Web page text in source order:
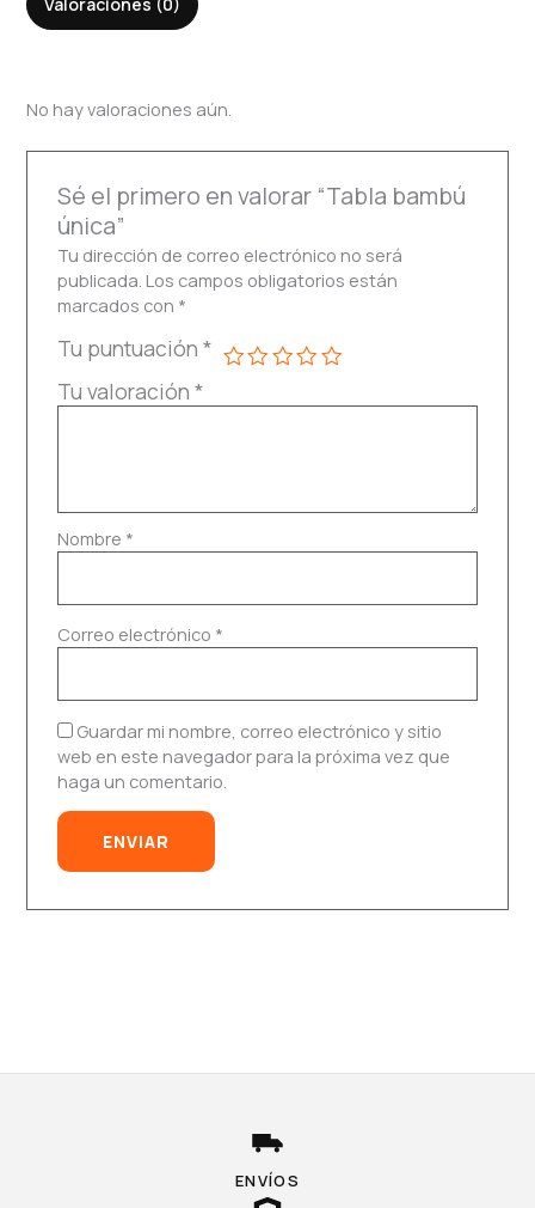
No hay valoraciones aún.
Sé el primero en valorar “Tabla bambú
única”
Tu dirección de correo electrónico no será
publicada. Los campos obligatorios están
marcados con *
Tu puntuación *
Tu valoración *
Nombre *
Correo electrónico *
Guardar mi nombre, correo electrónico y sitio
web en este navegador para la próxima vez que
haga un comentario.
ENVÍOS